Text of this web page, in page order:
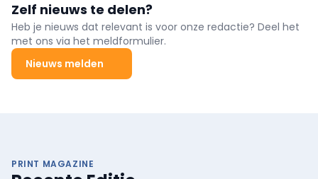
volledig gamma overslag- en hefmaterieel aanbieden.
Zelf nieuws te delen?
Heb je nieuws dat relevant is voor onze redactie? Deel het
met ons via het meldformulier.
Nieuws melden
PRINT MAGAZINE